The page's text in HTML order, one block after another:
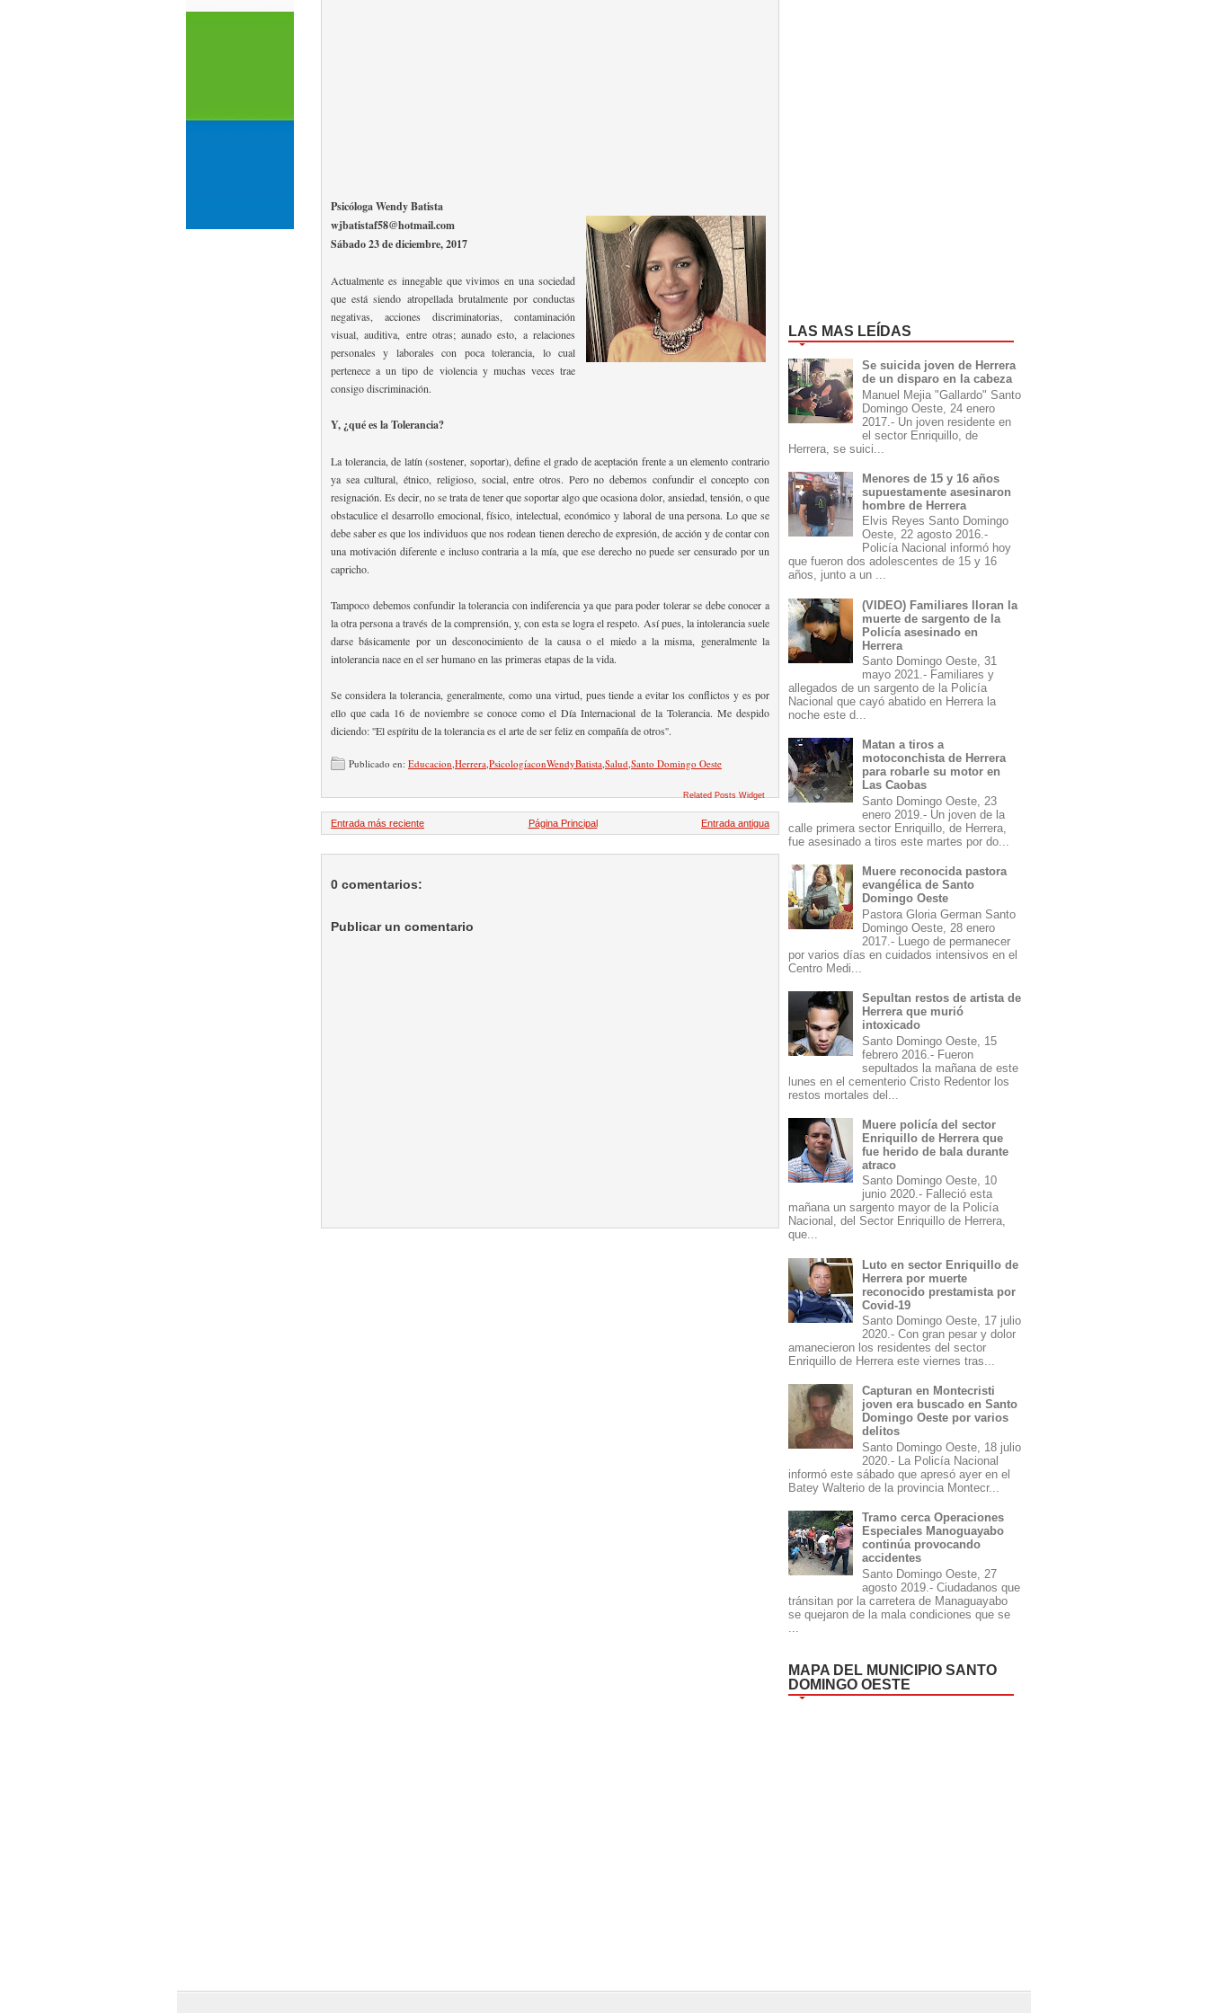
Psicóloga Wendy Batista
wjbatistaf58@hotmail.com
Sábado 23 de diciembre, 2017
Actualmente es innegable que vivimos en una sociedad
que está siendo atropellada brutalmente por conductas
negativas, acciones discriminatorias, contaminación
visual, auditiva, entre otras; aunado esto, a relaciones
personales y laborales con poca tolerancia, lo cual
pertenece a un tipo de violencia y muchas veces trae
consigo discriminación.
Y, ¿qué es la Tolerancia?
La tolerancia, de latín (sostener, soportar), define el grado de aceptación frente a un elemento contrario
ya sea cultural, étnico, religioso, social, entre otros. Pero no debemos confundir el concepto con
resignación. Es decir, no se trata de tener que soportar algo que ocasiona dolor, ansiedad, tensión, o que
obstaculice el desarrollo emocional, físico, intelectual, económico y laboral de una persona. Lo que se
debe saber es que los individuos que nos rodean tienen derecho de expresión, de acción y de contar con
una motivación diferente e incluso contraria a la mía, que ese derecho no puede ser censurado por un
capricho.
Tampoco debemos confundir la tolerancia con indiferencia ya que para poder tolerar se debe conocer a
la otra persona a través de la comprensión, y, con esta se logra el respeto. Así pues, la intolerancia suele
darse básicamente por un desconocimiento de la causa o el miedo a la misma, generalmente la
intolerancia nace en el ser humano en las primeras etapas de la vida.
Se considera la tolerancia, generalmente, como una virtud, pues tiende a evitar los conflictos y es por
ello que cada 16 de noviembre se conoce como el Día Internacional de la Tolerancia. Me despido
diciendo: ''El espíritu de la tolerancia es el arte de ser feliz en compañía de otros''.
Publicado en: Educacion Herrera PsicologíaconWendyBatista Salud Santo Domingo Oeste
Related Posts Widget
Entrada más reciente Entrada antigua
Página Principal
0 comentarios:
Publicar un comentario
LAS MAS LEÍDAS
Se suicida joven de Herrera
de un disparo en la cabeza
Manuel Mejia "Gallardo" Santo
Domingo Oeste, 24 enero
2017.- Un joven residente en
el sector Enriquillo, de
Herrera, se suici...
Menores de 15 y 16 años
supuestamente asesinaron
hombre de Herrera
Elvis Reyes Santo Domingo
Oeste, 22 agosto 2016.-
Policía Nacional informó hoy
que fueron dos adolescentes de 15 y 16
años, junto a un ...
(VIDEO) Familiares lloran la
muerte de sargento de la
Policía asesinado en
Herrera
Santo Domingo Oeste, 31
mayo 2021.- Familiares y
allegados de un sargento de la Policía
Nacional que cayó abatido en Herrera la
noche este d...
Matan a tiros a
motoconchista de Herrera
para robarle su motor en
Las Caobas
Santo Domingo Oeste, 23
enero 2019.- Un joven de la
calle primera sector Enriquillo, de Herrera,
fue asesinado a tiros este martes por do...
Muere reconocida pastora
evangélica de Santo
Domingo Oeste
Pastora Gloria German Santo
Domingo Oeste, 28 enero
2017.- Luego de permanecer
por varios días en cuidados intensivos en el
Centro Medi...
Sepultan restos de artista de
Herrera que murió
intoxicado
Santo Domingo Oeste, 15
febrero 2016.- Fueron
sepultados la mañana de este
lunes en el cementerio Cristo Redentor los
restos mortales del...
Muere policía del sector
Enriquillo de Herrera que
fue herido de bala durante
atraco
Santo Domingo Oeste, 10
junio 2020.- Falleció esta
mañana un sargento mayor de la Policía
Nacional, del Sector Enriquillo de Herrera,
que...
Luto en sector Enriquillo de
Herrera por muerte
reconocido prestamista por
Covid-19
Santo Domingo Oeste, 17 julio
2020.- Con gran pesar y dolor
amanecieron los residentes del sector
Enriquillo de Herrera este viernes tras...
Capturan en Montecristi
joven era buscado en Santo
Domingo Oeste por varios
delitos
Santo Domingo Oeste, 18 julio
2020.- La Policía Nacional
informó este sábado que apresó ayer en el
Batey Walterio de la provincia Montecr...
Tramo cerca Operaciones
Especiales Manoguayabo
continúa provocando
accidentes
Santo Domingo Oeste, 27
agosto 2019.- Ciudadanos que
tránsitan por la carretera de Managuayabo
se quejaron de la mala condiciones que se
MAPA DEL MUNICIPIO SANTO
DOMINGO OESTE